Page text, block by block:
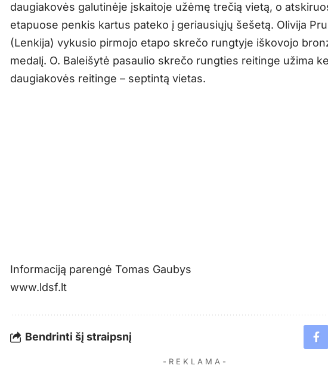
daugiakovės galutinėje įskaitoje užėmę trečią vietą, o
etapuose penkis kartus pateko į geriausiųjų šešetą. Olivija
(Lenkija) vykusio pirmojo etapo skrečo rungtyje iškovojo
medalį. O. Baleišytė pasaulio skrečo rungties reitinge užima
daugiakovės reitinge – septintą vietas.
Informaciją parengė Tomas Gaubys
www.ldsf.lt
Bendrinti šį straipsnį
- R E K L A M A -